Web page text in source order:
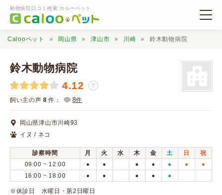
動物病院口コミ検索 カルーペット
動物病院検索
口コミ検索
Calooペットとは？
口コミ投稿
Calooペット 岡山県 津山市 川崎 鈴木動物病院
鈴木動物病院
4.12 ？
飼い主の声 8 件： 8件
岡山県津山市川崎93
イヌ / ネコ
診察時間 月 火 水 木 金 土 日
祝
09:00 ~ 12:00
● ● ● ● ● ● ●
16:00 ~ 18:00 ● ● ● ● ●
※休診日 水曜日・第2日曜日